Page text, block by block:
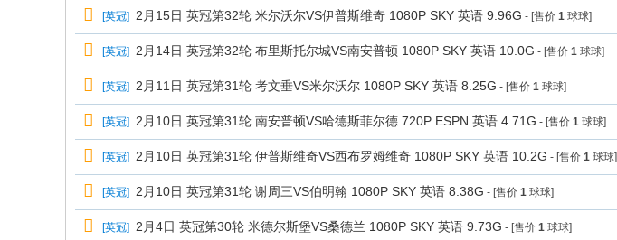
[英冠] 2月15日 英冠第32轮 米尔沃尔VS伊普斯维奇 1080P SKY 英语 9.96G - [售价 1 球球]
[英冠] 2月14日 英冠第32轮 布里斯托尔城VS南安普顿 1080P SKY 英语 10.0G - [售价 1 球球]
[英冠] 2月11日 英冠第31轮 考文垂VS米尔沃尔 1080P SKY 英语 8.25G - [售价 1 球球]
[英冠] 2月10日 英冠第31轮 南安普顿VS哈德斯菲尔德 720P ESPN 英语 4.71G - [售价 1 球球]
[英冠] 2月10日 英冠第31轮 伊普斯维奇VS西布罗姆维奇 1080P SKY 英语 10.2G - [售价 1 球球]
[英冠] 2月10日 英冠第31轮 谢周三VS伯明翰 1080P SKY 英语 8.38G - [售价 1 球球]
[英冠] 2月4日 英冠第30轮 米德尔斯堡VS桑德兰 1080P SKY 英语 9.73G - [售价 1 球球]